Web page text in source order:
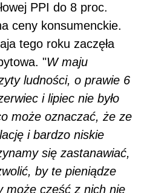
PPI do 8 proc.
ceny konsumenckie.
tego roku zaczęła
"W maju
ludności, o prawie 6
i lipiec nie było
może oznaczać, że ze
i bardzo niskie
się zastanawiać,
by te pieniądze
może część z nich nie